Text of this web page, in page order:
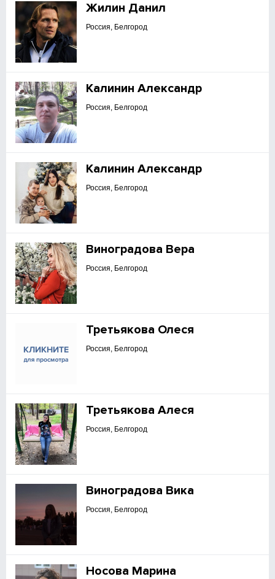
Жилин Данил
Россия, Белгород
Калинин Александр
Россия, Белгород
Калинин Александр
Россия, Белгород
Виноградова Вера
Россия, Белгород
Третьякова Олеся
Россия, Белгород
Третьякова Алеся
Россия, Белгород
Виноградова Вика
Россия, Белгород
Носова Марина